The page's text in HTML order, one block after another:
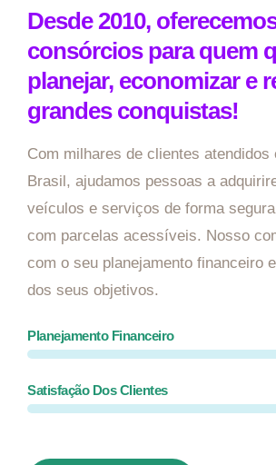
Desde 2010,
consórcios para quem
planejar, economizar e
grandes conquistas!
Com milhares de clientes atendidos
Brasil, ajudamos pessoas a
veículos e serviços de forma
com parcelas acessíveis. Nosso
com o seu planejamento financeiro
dos seus objetivos.
Planejamento Financeiro
Satisfação Dos Clientes